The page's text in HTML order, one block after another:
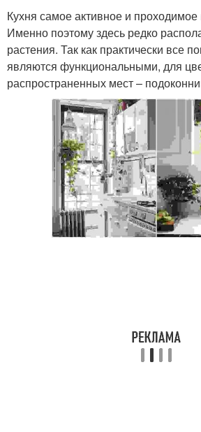
Кухня самое активное и
Именно поэтому здесь редко
растения. Так как практически все
являются функциональными, для
распространенных мест –